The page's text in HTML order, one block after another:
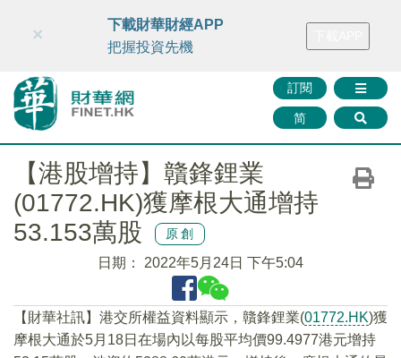
財華智庫網 FINTV FINMETA 財華證券 媒體矩陣
訂閱
简
×
下載財華財經APP
把握投資先機
【港股增持】贛鋒鋰業
(01772.HK)獲摩根大通增持
53.153萬股
原創
日期： 2022年5月24日 下午5:04
【財華社訊】港交所權益資料顯示，贛鋒鋰業(01772.HK)獲
摩根大通於5月18日在場內以每股平均價99.4977港元增持